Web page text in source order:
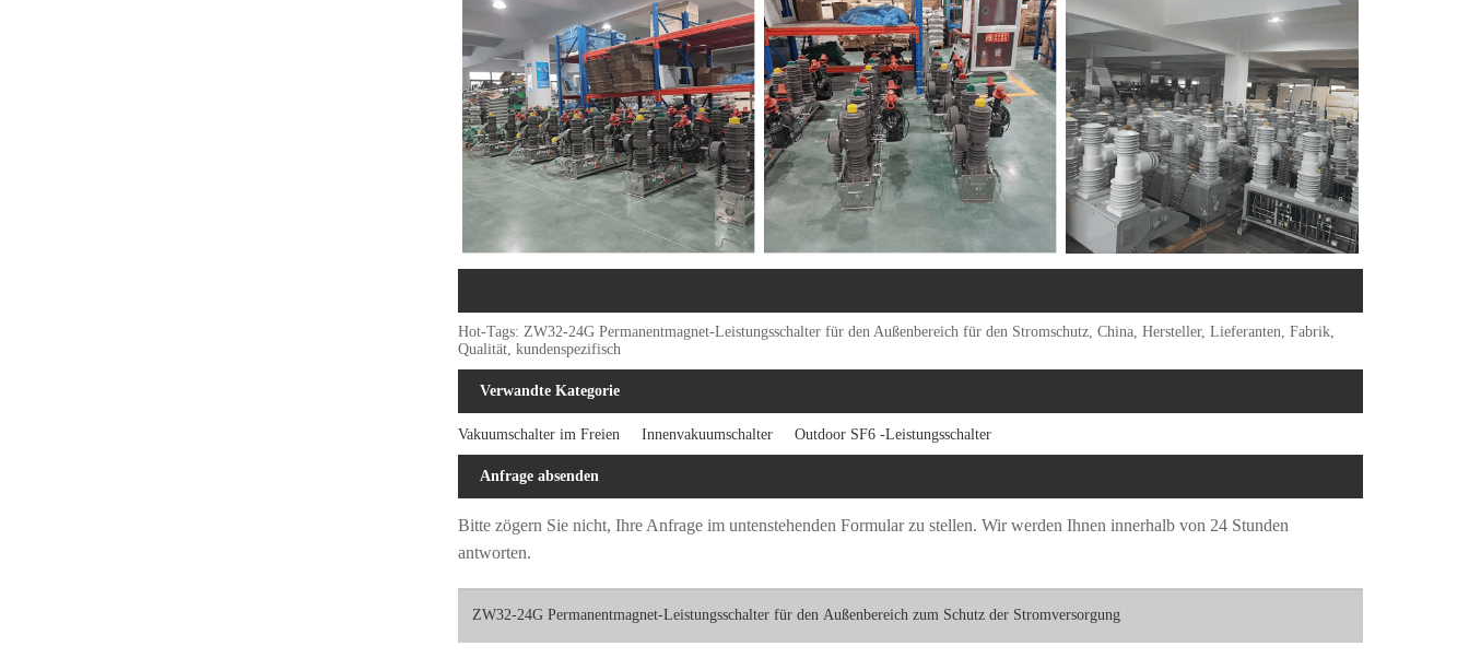
Hot-Tags: ZW32-24G Permanentmagnet-Leistungsschalter für den Außenbereich für den Stromschutz, China, Hersteller, Lieferanten, Fabrik,
Qualität, kundenspezifisch
Verwandte Kategorie
Vakuumschalter im Freien Innenvakuumschalter Outdoor SF6 -Leistungsschalter
Anfrage absenden
Bitte zögern Sie nicht, Ihre Anfrage im untenstehenden Formular zu stellen. Wir werden Ihnen innerhalb von 24 Stunden
antworten.